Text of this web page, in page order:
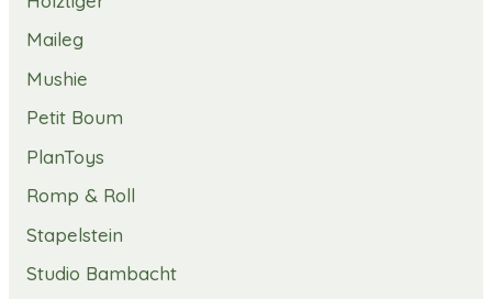
Maileg
Mushie
Petit Boum
PlanToys
Romp & Roll
Stapelstein
Studio Bambacht